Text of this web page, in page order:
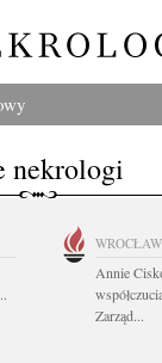
nekrologi
WROCŁAW
Annie
Zarząd...